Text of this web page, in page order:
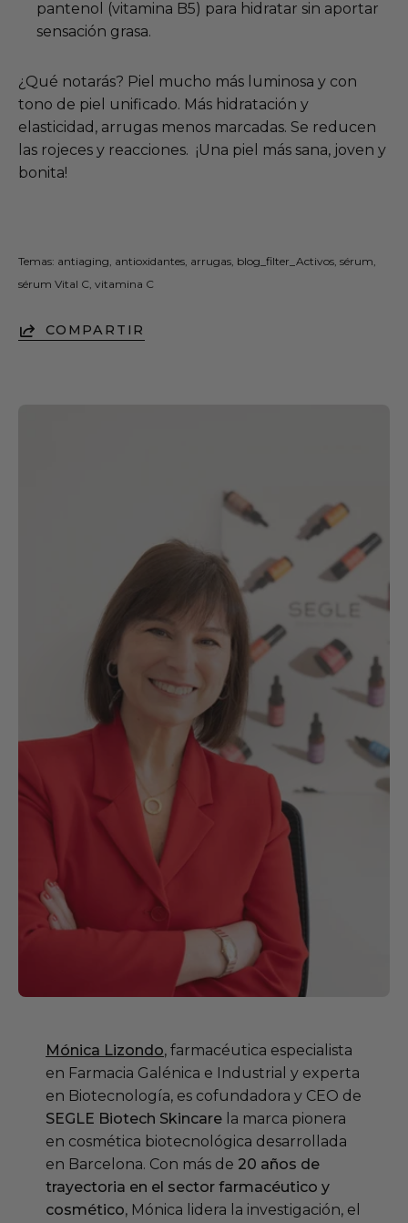
pantenol (vitamina B5) para hidratar sin aportar
sensación grasa.
¿Qué notarás? Piel mucho más luminosa y con
tono de piel unificado. Más hidratación y
elasticidad, arrugas menos marcadas. Se reducen
las rojeces y reacciones. ¡Una piel más sana, joven y
bonita!
Temas: antiaging antioxidantes arrugas blog_filter_Activos sérum
sérum Vital C vitamina C
COMPARTIR
Mónica Lizondo, farmacéutica especialista
en Farmacia Galénica e Industrial y experta
en Biotecnología, es cofundadora y CEO de
SEGLE Biotech Skincare la marca pionera
en cosmética biotecnológica desarrollada
en Barcelona. Con más de 20 años de
trayectoria en el sector farmacéutico y
cosmético, Mónica lidera la investigación, el